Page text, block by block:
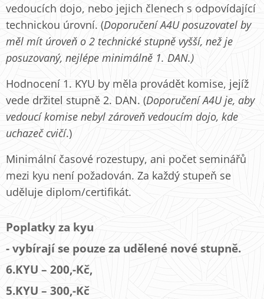
vedoucích dojo, nebo jejich členech s odpovídající
technickou úrovní. (Doporučení A4U posuzovatel by
měl mít úroveň o 2 technické stupně vyšší, než je
posuzovaný, nejlépe minimálně 1. DAN.)
Hodnocení 1. KYU by měla provádět komise, jejíž
vede držitel stupně 2. DAN. (Doporučení A4U je, aby
vedoucí komise nebyl zároveň vedoucím dojo, kde
uchazeč cvičí.)
Minimální časové rozestupy, ani počet seminářů
mezi kyu není požadován. Za každý stupeň se
uděluje diplom/certifikát.
Poplatky za kyu
- vybírají se pouze za udělené nové stupně.
6.KYU – 200,-Kč,
5.KYU – 300,-Kč